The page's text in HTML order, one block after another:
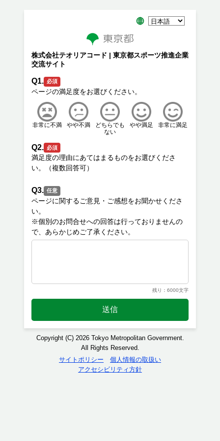
株式会社テオリアコード | 東京都スポーツ推進企業
交流サイト
Q1. 必須
非常に不満 やや不満
どちらでも
ない
やや満足 非常に満足
Q2. 必須
満足度の理由にあてはまるものをお選びくださ
Q3. 任意
ページに関するご意見・ご感想をお聞かせくださ
い。
※個別のお問合せへの回答は行っておりませんの
残り：6000文字
送信
Copyright (C) 2026 Tokyo Metropolitan Government.
All Rights Reserved.
サイトポリシー
個人情報の取扱い
アクセシビリティ方針